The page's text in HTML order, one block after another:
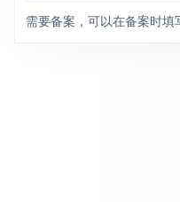
需要备案，可以在备案时填